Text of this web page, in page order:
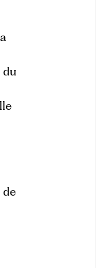
du
de